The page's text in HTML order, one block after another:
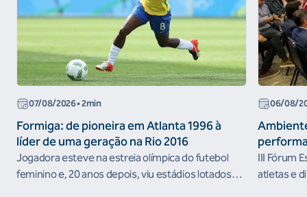
07/08/2026• 2min
Formiga: de pioneira em Atlanta 1996 à
líder de uma geração na Rio 2016
Jogadora esteve na estreia olímpica do futebol
feminino e, 20 anos depois, viu estádios lotados
06/08/
III Fórum
atletas e